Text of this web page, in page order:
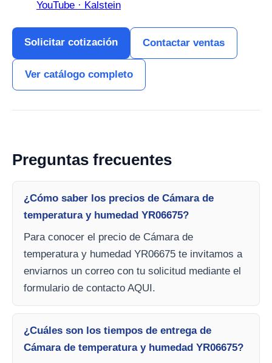
YouTube · Kalstein
Solicitar cotización Contactar ventas
Ver catálogo completo
Preguntas frecuentes
¿Cómo saber los precios de Cámara de
temperatura y humedad YR06675?
Para conocer el precio de Cámara de
temperatura y humedad YR06675 te invitamos a
enviarnos un correo con tu solicitud mediante el
formulario de contacto AQUI.
¿Cuáles son los tiempos de entrega de
Cámara de temperatura y humedad YR06675?